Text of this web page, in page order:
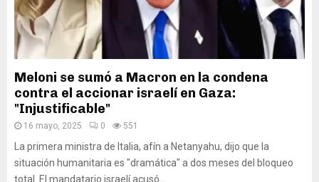
Meloni se sumó a Macron en la condena
contra el accionar israelí en Gaza:
"Injustificable"
16 mayo, 2025 0 551
La primera ministra de Italia, afín a Netanyahu, dijo que la
situación humanitaria es "dramática" a dos meses del bloqueo
total. El mandatario israelí acusó...